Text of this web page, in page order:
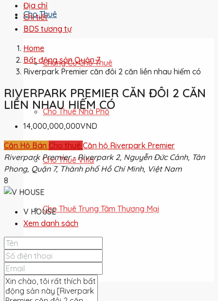
Cho Thuê
Chung Cư Cho Thuê
Cho Thuê Nhà Phố
Cho Thuê Villa
Cho Thuê Trung Tâm Thương Mại
Cho Thuê Đất
Địa chỉ
Chi tiết
BDS tương tự
Home
Bất động sản Quận 7
Riverpark Premier căn đôi 2 căn liền nhau hiếm có
RIVERPARK PREMIER CĂN ĐÔI 2 CĂN
LIỀN NHAU HIẾM CÓ
14,000,000,000VND
Căn Hộ Bán Cho thuê Căn hộ Riverpark Premier
Riverpark Premier - Riverpark 2, Nguyễn Đức Cảnh, Tân
Phong, Quận 7, Thành phố Hồ Chí Minh, Việt Nam
8
V HOUSE
Xem danh sách